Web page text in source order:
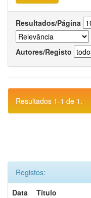
Resultados/Página
Autores/Registo
Resultados 1-1 de 1.
Registos:
Data
Título